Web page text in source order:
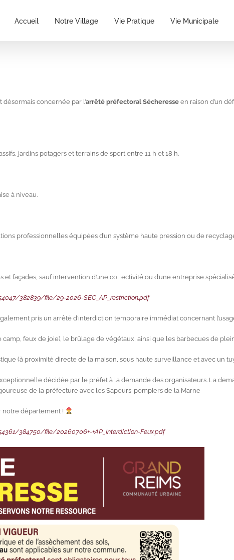
Accueil Notre Village Vie Pratique Vie Municipale
concernée par l’arrêté préfectoral Sécheresse en raison d’un
jardins potagers et terrains de sport entre 11 h et 18 h.
à niveau.
professionnelles équipées d’un système haute pression ou de
façades, sauf intervention d’une collectivité ou d’une entreprise
382839/file/29-2026-SEC_AP_restriction.pdf
pris un arrêté d’interdiction temporaire immédiat concernant
feux de joie), le brûlage de végétaux, ainsi que les barbecues de
(à proximité directe de la maison, sous haute surveillance et avec un
décidée par le préfet à la demande des organisateurs. La
de la préfecture avec les Sapeurs-pompiers de la Marne
notre département !
384750/file/20260706+-+AP_Interdiction-Feux.pdf